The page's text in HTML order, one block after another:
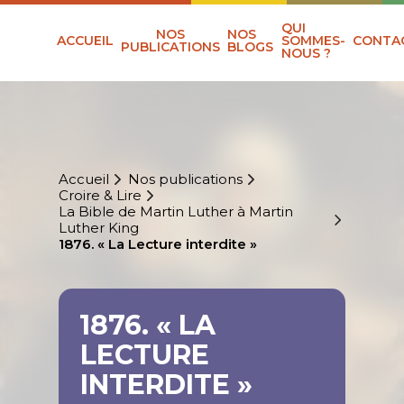
ACCUEIL NOS
PUBLICATIONS
NOS
BLOGS
QUI
SOMMES-
NOUS ?
Accueil
Nos publications
Croire & Lire
La Bible de Martin Luther à Martin
Luther King
1876. « La Lecture interdite »
1876. « LA
LECTURE
INTERDITE »